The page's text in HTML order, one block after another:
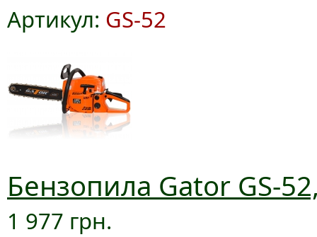
Артикул: GS-52
Бензопила Gator GS-
1 977 грн.